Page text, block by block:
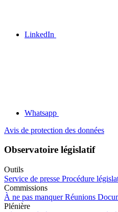
LinkedIn
Whatsapp
Avis de protection des données
Observatoire législatif
Outils
Service de presse Procédure
Commissions
À ne pas manquer Réunions
Plénière